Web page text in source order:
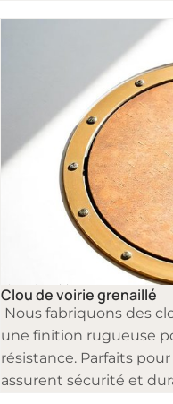
les risques de glissade
Clous de voirie
Clou de voirie grenaillé
Nous fabriquons des
une finition rugueuse
résistance. Parfaits
assurent sécurité et